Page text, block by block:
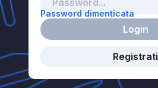
Password dimenticata
Login
Registrati